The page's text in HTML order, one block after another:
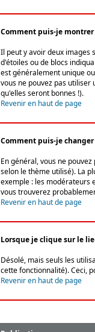
Comment puis-je
Il peut y avoir deux images
d'étoiles ou de blocs
est généralement unique
vous ne pouvez pas
qu'elles seront bonnes !).
Revenir en haut de page
Comment puis-je
En général, vous ne
selon le thème utilisé). La
exemple : les modérateurs
vous trouverez
Revenir en haut de page
Lorsque je clique sur le
Désolé, mais seuls les
cette fonctionnalité). Ceci,
Revenir en haut de page